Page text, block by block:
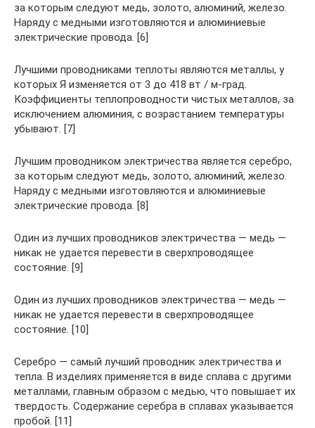
за которым следуют медь, золото, алюминий, железо.
Наряду с медными изготовляются и алюминиевые
электрические провода. [6]
Лучшими проводниками теплоты являются металлы, у
которых Я изменяется от 3 до 418 вт / м-град.
Коэффициенты теплопроводности чистых металлов, за
исключением алюминия, с возрастанием температуры
убывают. [7]
Лучшим проводником электричества является серебро,
за которым следуют медь, золото, алюминий, железо.
Наряду с медными изготовляются и алюминиевые
электрические провода. [8]
Один из лучших проводников электричества — медь —
никак не удается перевести в сверхпроводящее
состояние. [9]
Один из лучших проводников электричества — медь —
никак не удается перевести в сверхпроводящее
состояние. [10]
Серебро — самый лучший проводник электричества и
тепла. В изделиях применяется в виде сплава с другими
металлами, главным образом с медью, что повышает их
твердость. Содержание серебра в сплавах указывается
пробой. [11]